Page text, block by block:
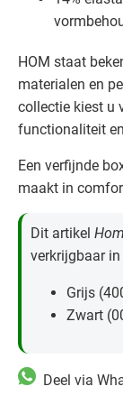
HOM staat
materialen en
collectie kiest u
functionaliteit
Een verfijnde
maakt in
Dit artikel
verkrijgbaar
Grijs
Zwart
Deel via